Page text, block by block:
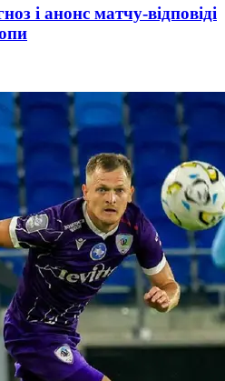
і анонс матчу-відповіді